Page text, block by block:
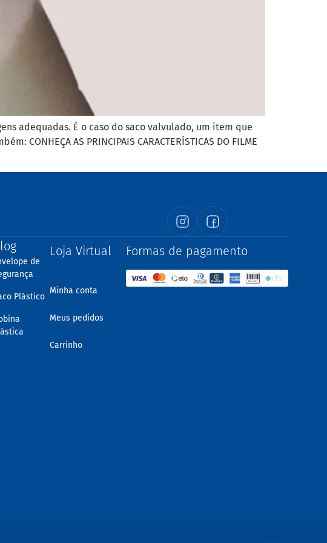
adequadas. É o caso do saco valvulado, um item que
AS PRINCIPAIS CARACTERÍSTICAS DO FILME
de
Plástico
Loja Virtual
Minha conta
Meus pedidos
Carrinho
Formas de pagamento